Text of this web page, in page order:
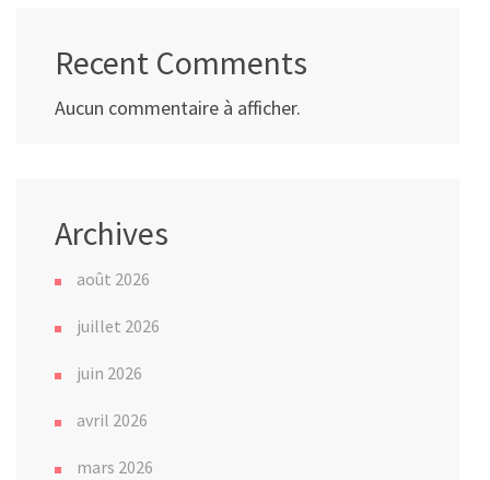
Recent Comments
Aucun commentaire à afficher.
Archives
août 2026
juillet 2026
juin 2026
avril 2026
mars 2026